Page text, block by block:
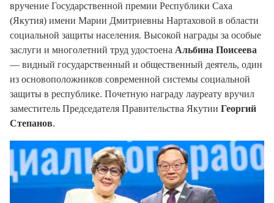
вручение Государственной премии Республики Саха
(Якутия) имени Марии Дмитриевны Нартаховой в области
социальной защиты населения. Высокой награды за особые
заслуги и многолетний труд удостоена Альбина Поисеева
— видный государственный и общественный деятель, один
из основоположников современной системы социальной
защиты в республике. Почетную награду лауреату вручил
заместитель Председателя Правительства Якутии Георгий
Степанов.